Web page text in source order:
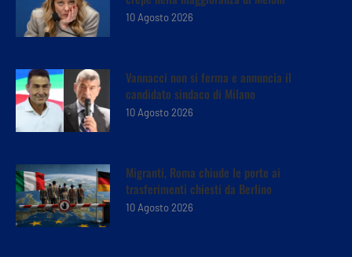
10 Agosto 2026
Vannacci non si ferma e annuncia il
candidato sindaco di Milano
10 Agosto 2026
Migranti, Roma chiude le porte ai
trasferimenti chiesti da Berlino
10 Agosto 2026